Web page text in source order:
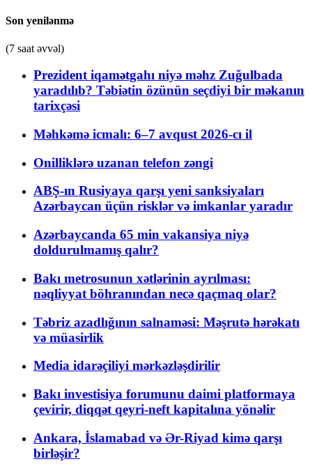
Son yenilənmə
(7 saat əvvəl)
Prezident iqamətgahı niyə məhz Zuğulbada
yaradılıb? Təbiətin özünün seçdiyi bir məkanın
tarixçəsi
Məhkəmə icmalı: 6–7 avqust 2026-cı il
Onilliklərə uzanan telefon zəngi
ABŞ-ın Rusiyaya qarşı yeni sanksiyaları
Azərbaycan üçün risklər və imkanlar yaradır
Azərbaycanda 65 min vakansiya niyə
doldurulmamış qalır?
Bakı metrosunun xətlərinin ayrılması:
nəqliyyat böhranından necə qaçmaq olar?
Təbriz azadlığının salnaməsi: Məşrutə hərəkatı
və müasirlik
Media idarəçiliyi mərkəzləşdirilir
Bakı investisiya forumunu daimi platformaya
çevirir, diqqət qeyri-neft kapitalına yönəlir
Ankara, İslamabad və Ər-Riyad kimə qarşı
birləşir?